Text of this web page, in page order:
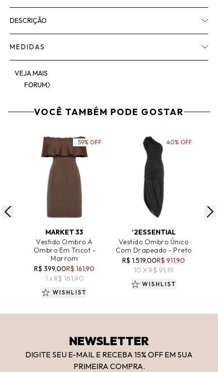
DESCRIÇÃO
MEDIDAS
VEJA MAIS
FORUM
VOCÊ TAMBÉM PODE GOSTAR
ADICIONAR AO CARRINHO
MARKET 33
Vestido Ombro A
Ombro Em Tricot -
Marrom
R$ 399,00R$ 161,90
1 x R$ 161,90
59% OFF
WISHLIST
ADICIONAR AO CARRINHO
'2ESSENTIAL
Vestido Ombro Único
Com Drapeado - Preto
R$ 1.519,00R$ 911,90
10 X R$ 91,19
40% OFF
WISHLIST
NEWSLETTER
DIGITE SEU E-MAIL E RECEBA 15% OFF EM SUA
PRIMEIRA COMPRA.